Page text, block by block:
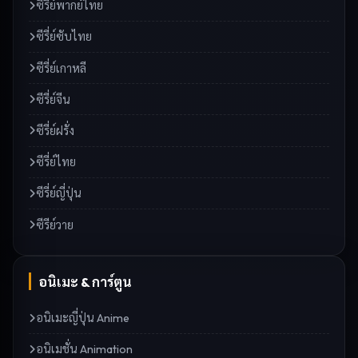
ซีรี่ย์พากย์ไทย
ซีรี่ย์ซับไทย
ซีรี่ย์เกาหลี
ซีรี่ย์จีน
ซีรี่ย์ฝรั่ง
ซีรี่ย์ไทย
ซีรี่ย์ญี่ปุ่น
ซีรีย์วาย
อนิเมะ & การ์ตูน
อนิเมะญี่ปุ่น Anime
อนิเมชั่น Animation